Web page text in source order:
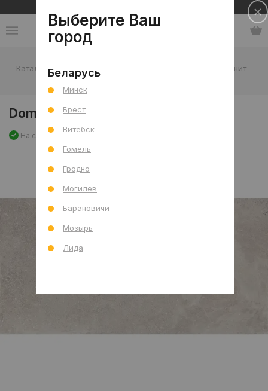
Каталог - Керамогранит
-
Dome Bone Mat 60x120 R
На складе Артикул: 0000024808
Выберите Ваш
город
Беларусь
Минск
Брест
Витебск
Гомель
Гродно
Могилев
Барановичи
Мозырь
Лида